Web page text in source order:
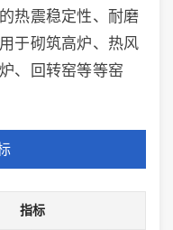
热震稳定性、耐磨
于砌筑高炉、热风
、回转窑等等窑
指标